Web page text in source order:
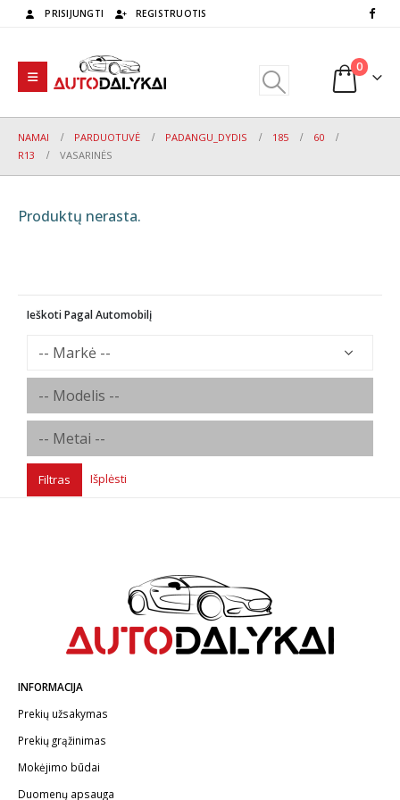
PRISIJUNGTI REGISTRUOTIS
0
NAMAI PARDUOTUVĖ PADANGU_DYDIS 185
60
R13
VASARINĖS
Produktų nerasta.
Ieškoti Pagal Automobilį
Filtras Išplėsti
INFORMACIJA
Prekių užsakymas
Prekių grąžinimas
Mokėjimo būdai
Duomenų apsauga